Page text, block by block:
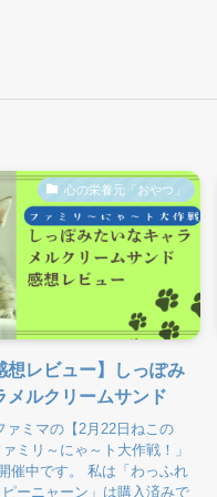
心の栄養元「おやつ」
想レビュー】しっぽみ
メルクリームサンド
ァミマの【2月22日ねこの
ミリ～にゃ～ト大作戦！」
催中です。 私は「わっふれ
ーニャーン」は購入済みで